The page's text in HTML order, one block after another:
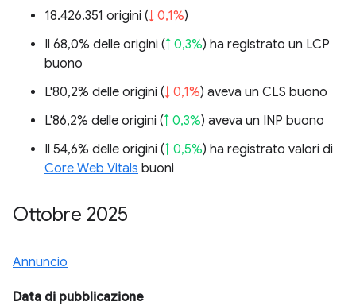
18.426.351 origini (↓ 0,1%)
Il 68,0% delle origini (↑ 0,3%) ha registrato un LCP
buono
L'80,2% delle origini (↓ 0,1%) aveva un CLS buono
L'86,2% delle origini (↑ 0,3%) aveva un INP buono
Il 54,6% delle origini (↑ 0,5%) ha registrato valori di
Core Web Vitals buoni
Ottobre 2025
Annuncio
Data di pubblicazione